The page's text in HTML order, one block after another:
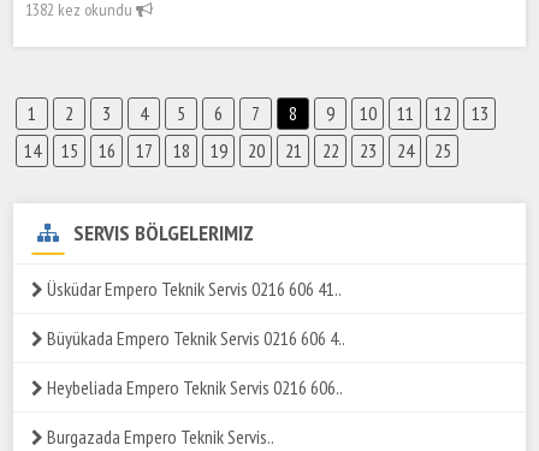
1382 kez okundu
1 2 3 4 5 6 7 8 9 10 11 12
13
14
15 16 17 18 19 20 21 22 23 24 25
SERVIS BÖLGELERIMIZ
Üsküdar Empero Teknik Servis 0216 606 41..
Büyükada Empero Teknik Servis 0216 606 4..
Heybeliada Empero Teknik Servis 0216 606..
Burgazada Empero Teknik Servis..